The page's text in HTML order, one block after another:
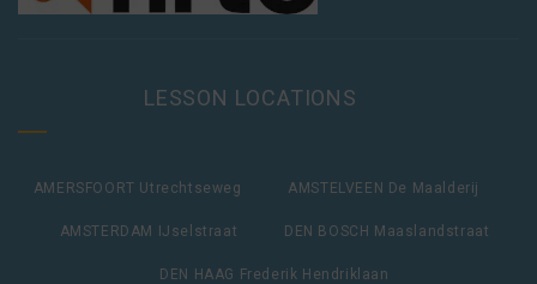
LESSON LOCATIONS
AMERSFOORT Utrechtseweg AMSTELVEEN De Maalderij
AMSTERDAM IJselstraat DEN BOSCH Maaslandstraat
DEN HAAG Frederik Hendriklaan